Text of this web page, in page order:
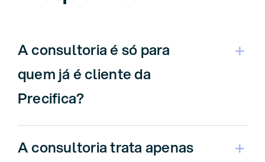
A consultoria é só para
quem já é cliente da
Precifica?
A consultoria trata apenas